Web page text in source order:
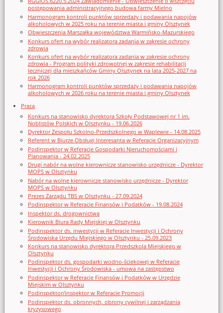
postępowania administracyjnego budowa farmy Mielno
Harmonogram kontroli punktów sprzedaży i podawania napojów
alkoholowych w 2025 roku na terenie miasta i gminy Olsztynek
Obwieszczenia Marszałka województwa Warmińsko-Mazurskiego
Konkurs ofert na wybór realizatora zadania w zakresie ochrony
zdrowia
Konkurs ofert na wybór realizatora zadania w zakresie ochrony
zdrowia - Program polityki zdrowotnej w zakresie rehabilitacji
leczniczej dla mieszkańców Gminy Olsztynek na lata 2025-2027 na
rok 2026
Harmonogram kontroli punktów sprzedaży i podawania napojów
alkoholowych w 2026 roku na terenie miasta i gminy Olsztynek
Praca
Konkurs na stanowisko dyrektora Szkoły Podstawowej nr 1 im.
Noblistów Polskich w Olsztynku - 19.06.2026
Dyrektor Zespołu Szkolno-Przedszkolnego w Waplewie - 14.08.2025
Referent w Biurze Obsługi Interesanta w Referacie Organizacyjnym
Podinspektor w Referacie Gospodarki Nieruchomościami i
Planowania - 24.02.2025
Drugi nabór na wolne kierownicze stanowisko urzędnicze - Dyrektor
MOPS w Olsztynku
Nabór na wolne kierownicze stanowisko urzędnicze - Dyrektor
MOPS w Olsztynku
Prezes Zarządu TBS w Olsztynku - 27.09.2024
Podinspektor w Referacie Finansów i Podatków - 19.08.2024
Inspektor ds. drogownictwa
Kierownik Biura Rady Miejskiej w Olsztynku
Podinspektor ds. inwestycji w Referacie Inwestycji i Ochrony
Środowiska Urzędu Miejskiego w Olsztynku - 25.09.2023
Konkurs na stanowisko dyrektora Przedszkola Miejskiego w
Olsztynku
Podinspektor ds. gospodarki wodno-ściekowej w Referacie
Inwestycji i Ochrony Środowiska - umowa na zastępstwo
Podinspektor w Referacie Finansów i Podatków w Urzędzie
Miejskim w Olsztynku
Podinspektor/inspektor w Referacie Promocji
Podinspektor ds. obronnych, obrony cywilnej i zarządzania
kryzysowego